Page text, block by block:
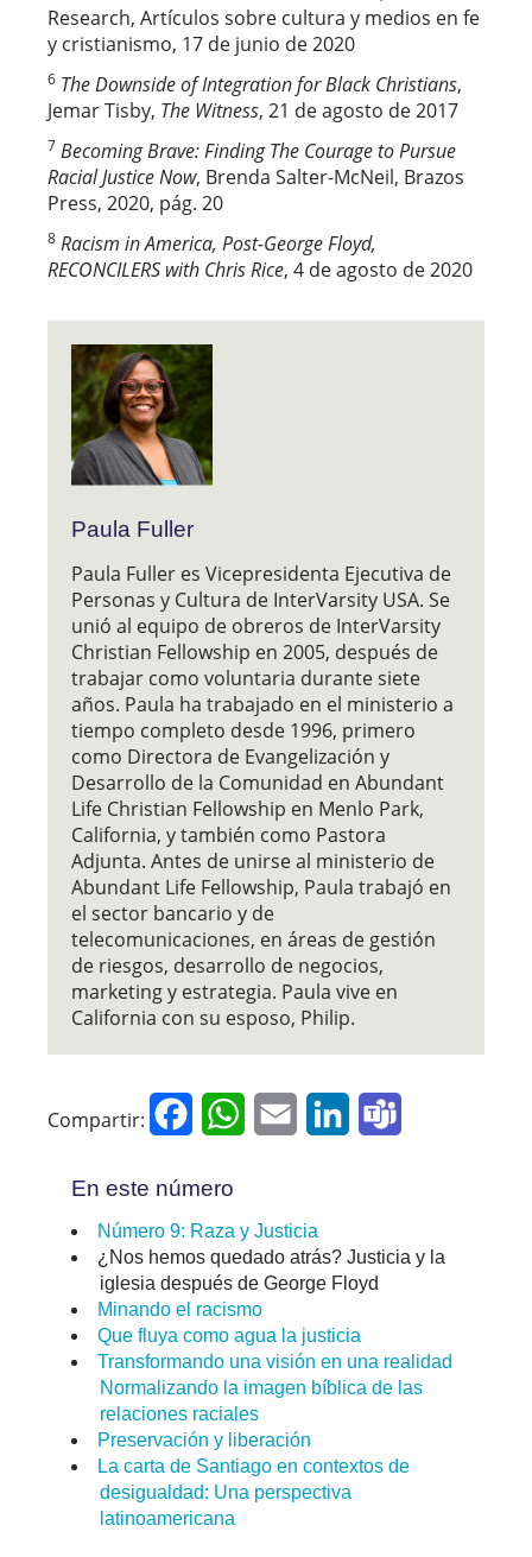
Research, Artículos sobre cultura y medios en fe
y cristianismo, 17 de junio de 2020
6 The Downside of Integration for Black Christians,
Jemar Tisby, The Witness, 21 de agosto de 2017
7 Becoming Brave: Finding The Courage to Pursue
Racial Justice Now, Brenda Salter-McNeil, Brazos
Press, 2020, pág. 20
8 Racism in America, Post-George Floyd,
RECONCILERS with Chris Rice, 4 de agosto de 2020
Paula Fuller
Paula Fuller es Vicepresidenta Ejecutiva de
Personas y Cultura de InterVarsity USA. Se
unió al equipo de obreros de InterVarsity
Christian Fellowship en 2005, después de
trabajar como voluntaria durante siete
años. Paula ha trabajado en el ministerio a
tiempo completo desde 1996, primero
como Directora de Evangelización y
Desarrollo de la Comunidad en Abundant
Life Christian Fellowship en Menlo Park,
California, y también como Pastora
Adjunta. Antes de unirse al ministerio de
Abundant Life Fellowship, Paula trabajó en
el sector bancario y de
telecomunicaciones, en áreas de gestión
de riesgos, desarrollo de negocios,
marketing y estrategia. Paula vive en
California con su esposo, Philip.
Compartir: FacebookWhatsApp
Email LinkedIn
En este número
Número 9: Raza y Justicia
¿Nos hemos quedado atrás? Justicia y la
iglesia después de George Floyd
Minando el racismo
Que fluya como agua la justicia
Transformando una visión en una realidad
Normalizando la imagen bíblica de las
relaciones raciales
Preservación y liberación
La carta de Santiago en contextos de
desigualdad: Una perspectiva
latinoamericana